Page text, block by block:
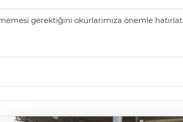
gerektiğini okurlarımıza önemle